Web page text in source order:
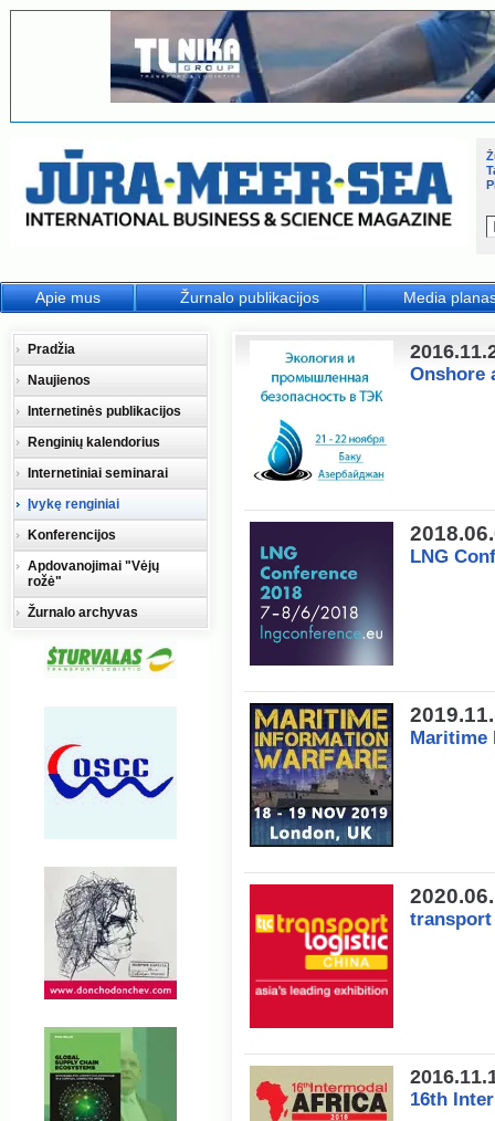
Onshore
LNG
Maritime
transport
16th
Pradžia
Naujienos
Internetinės publikacijos
Renginių kalendorius
Internetiniai seminarai
Įvykę renginiai
Konferencijos
Apdovanojimai "Vėjų
rožė"
Žurnalo archyvas
Apie mus Žurnalo publikacijos Media